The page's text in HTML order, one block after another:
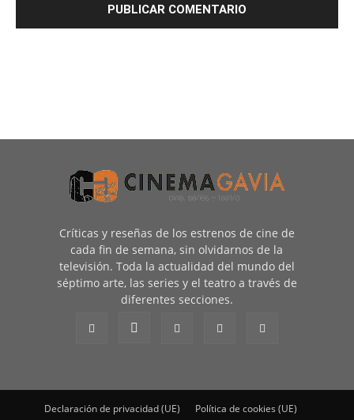
Críticas y reseñas de los estrenos de cine de
cada fin de semana, sin olvidarnos de la
televisión. Toda la actualidad del mundo del
séptimo arte, las series y el teatro a través de
diferentes secciones.
Declaración de privacidad (UE)
Política de cookies (UE)